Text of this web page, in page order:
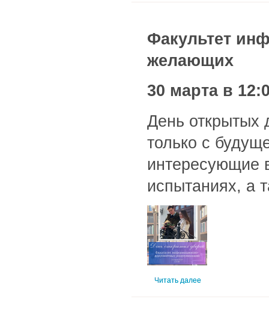
Факультет
желающих
30 марта в
День открытых
только с
интересующие
испытаниях, а
Читать далее